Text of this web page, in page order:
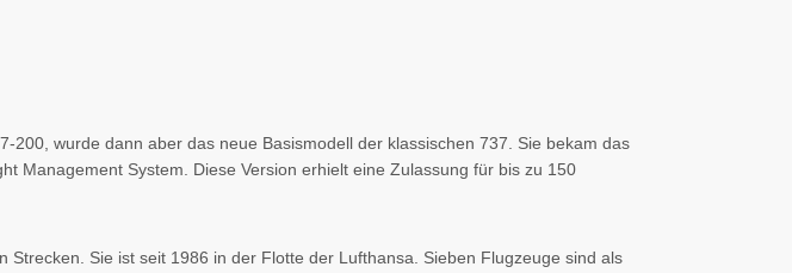
wurde dann aber das neue Basismodell der klassischen 737. Sie bekam das
Management System. Diese Version erhielt eine Zulassung für bis zu 150
Strecken. Sie ist seit 1986 in der Flotte der Lufthansa. Sieben Flugzeuge sind als